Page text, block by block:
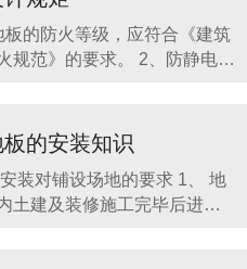
的防火等级，应符合《建筑
的要求。 2、防静电活
尺寸为400mm。地板的可卸
高的制作精度，以保证地板
使用时
的安装知识
对铺设场地的要求 1、 地
土建及装修施工完毕后进